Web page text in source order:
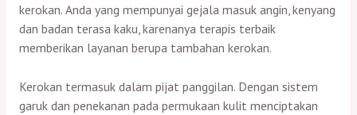
kerokan. Anda yang mempunyai gejala masuk angin, kenyang
dan badan terasa kaku, karenanya terapis terbaik
memberikan layanan berupa tambahan kerokan.
Kerokan termasuk dalam pijat panggilan. Dengan sistem
garuk dan penekanan pada permukaan kulit menciptakan